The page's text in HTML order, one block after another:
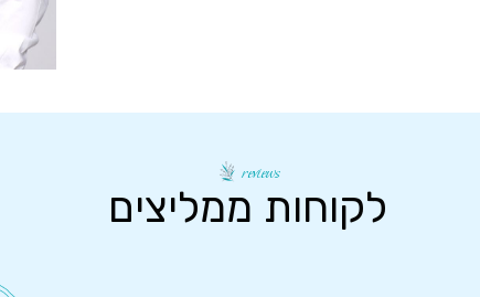
reviews
לקוחות ממליצים